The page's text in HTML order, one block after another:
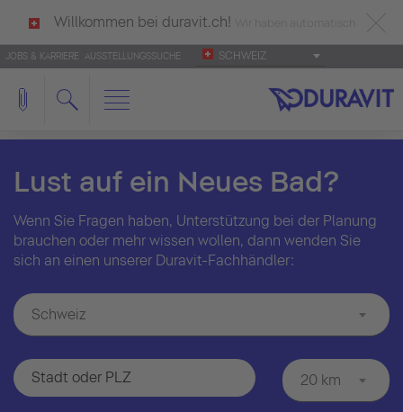
Willkommen bei duravit.ch!
deutsch als Ihre Sprache erkannt.
Français Italiano
JOBS & KARRIERE AUSSTELLUNGSSUCHE SCHWEIZ
Lust auf ein Neues Bad?
Wenn Sie Fragen haben, Unterstützung bei der Planung
brauchen oder mehr wissen wollen, dann wenden Sie
sich an einen unserer Duravit-Fachhändler:
Schweiz
20 km